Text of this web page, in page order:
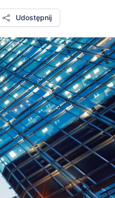
Udostępnij